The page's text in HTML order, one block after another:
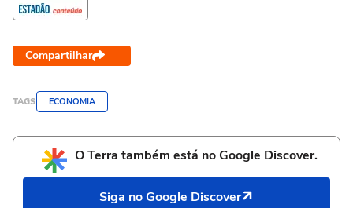
Compartilhar
TAGS ECONOMIA
O Terra também está no Google Discover.
Siga no Google Discover